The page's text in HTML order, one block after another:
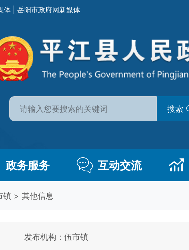
体 岳阳市政府网新媒体
搜索
政务服务 互动交流
镇 > 其他信息
发布机构：伍市镇